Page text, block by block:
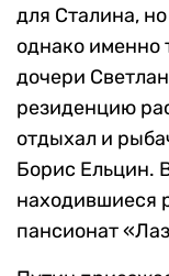
для Сталина,
однако именно
дочери
резиденцию
отдыхал и
Борис Ельцин.
находившиеся
пансионат